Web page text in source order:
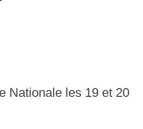
Nationale les 19 et 20